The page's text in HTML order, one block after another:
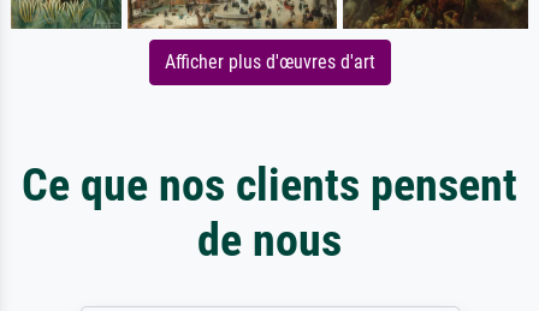
Afficher plus d'œuvres d'art
Ce que nos clients pensent
de nous